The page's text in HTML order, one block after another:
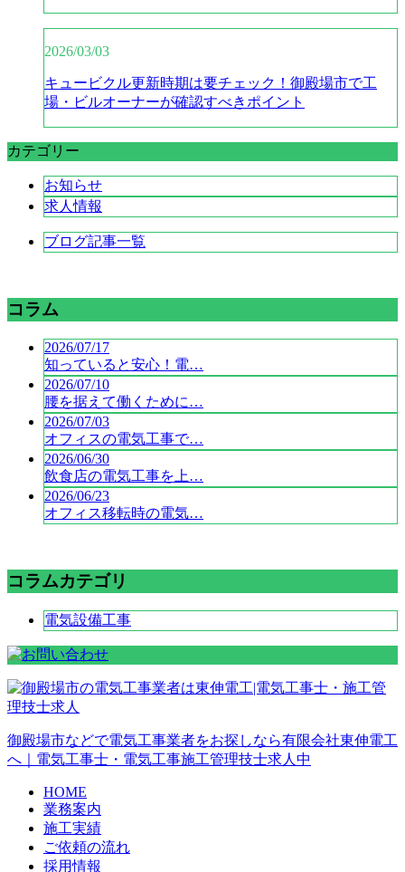
2026/03/03
キュービクル更新時期は要チェック！御殿場市で工
場・ビルオーナーが確認すべきポイント
カテゴリー
お知らせ
求人情報
ブログ記事一覧
コラム
2026/07/17
知っていると安心！電…
2026/07/10
腰を据えて働くために…
2026/07/03
オフィスの電気工事で…
2026/06/30
飲食店の電気工事を上…
2026/06/23
オフィス移転時の電気…
コラムカテゴリ
電気設備工事
御殿場市などで電気工事業者をお探しなら有限会社東伸電工
へ｜電気工事士・電気工事施工管理技士求人中
HOME
業務案内
施工実績
ご依頼の流れ
採用情報